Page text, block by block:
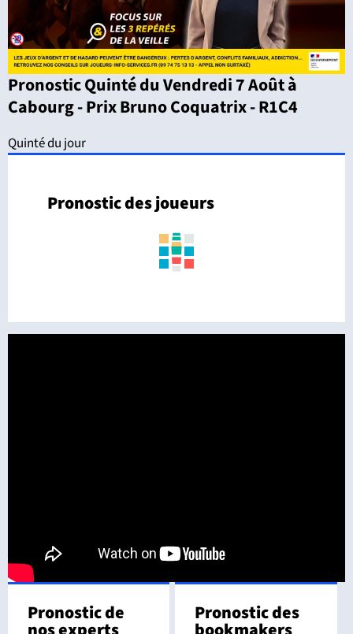
Pronostic Quinté du Vendredi 7 Août à
Cabourg - Prix Bruno Coquatrix - R1C4
Quinté du jour
Pronostic des joueurs
Pronostic de Pronostic des